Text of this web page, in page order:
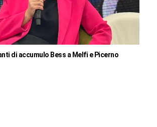
di accumulo Bess a Melfi e Picerno